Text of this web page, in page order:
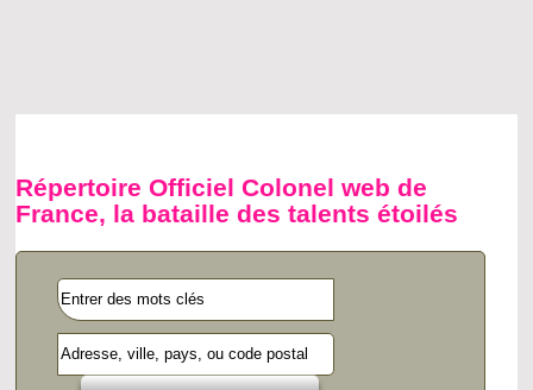
Répertoire Officiel Colonel web de
France, la bataille des talents étoilés